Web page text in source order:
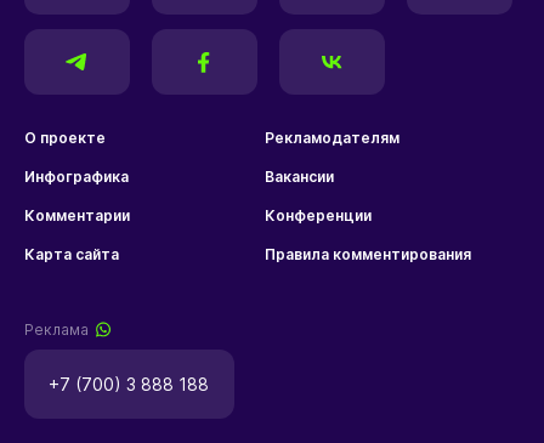
О проекте Рекламодателям
Инфографика Вакансии
Комментарии Конференции
Карта сайта Правила комментирования
Реклама
+7 (700) 3 888 188